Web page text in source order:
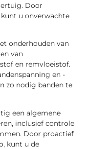
Door
u onverwachte
onderhouden van
van
en remvloeistof.
en -
zo nodig banden te
een algemene
inclusief controle
Door proactief
kunt u de